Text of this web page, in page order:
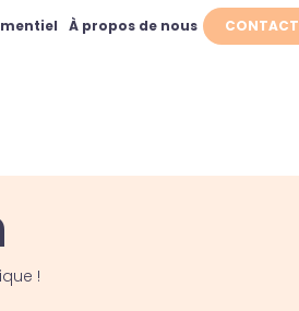
À propos de nous CONTACT
!